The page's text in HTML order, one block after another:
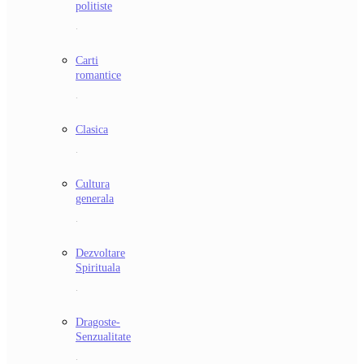
politiste
Carti
romantice
Clasica
Cultura
generala
Dezvoltare
Spirituala
Dragoste-
Senzualitate